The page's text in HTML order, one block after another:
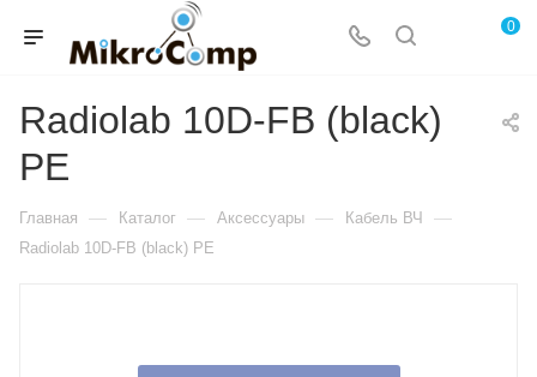
0
Radiolab 10D-FB (black)
PE
Главная — Каталог — Аксессуары — Кабель ВЧ —
Radiolab 10D-FB (black) PE